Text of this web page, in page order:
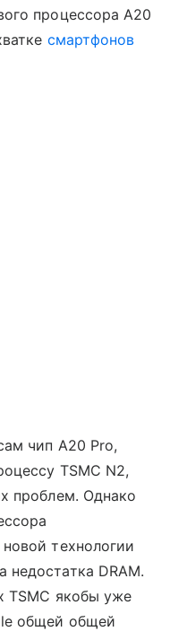
процессора A20
смартфонов
чип A20 Pro,
TSMC N2,
проблем. Однако
технологии
недостатка DRAM.
TSMC якобы уже
общей общей